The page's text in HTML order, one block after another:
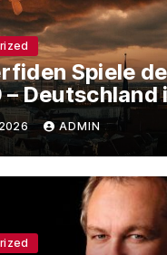
Spiele
– Deutschland
Krise
zu
ADMIN